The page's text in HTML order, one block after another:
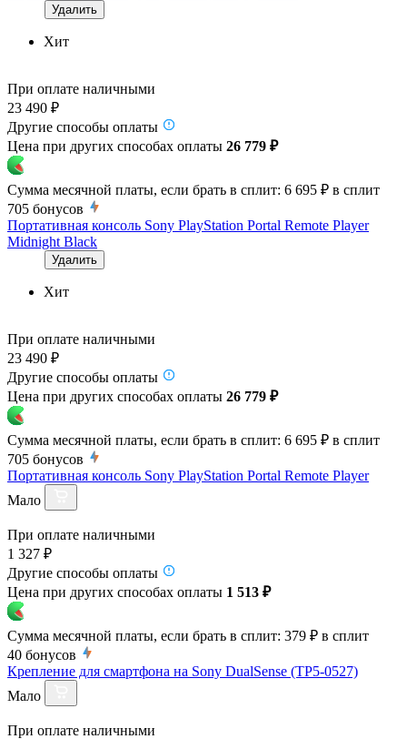
Удалить
Хит
При оплате наличными
23 490 ₽
Другие способы оплаты
Цена при других способах оплаты 26 779 ₽
Сумма месячной платы, если брать в сплит: 6 695 ₽ в сплит
705 бонусов
Портативная консоль Sony PlayStation Portal Remote Player
Midnight Black
Удалить
Хит
При оплате наличными
23 490 ₽
Другие способы оплаты
Цена при других способах оплаты 26 779 ₽
Сумма месячной платы, если брать в сплит: 6 695 ₽ в сплит
705 бонусов
Портативная консоль Sony PlayStation Portal Remote Player
Мало
При оплате наличными
1 327 ₽
Другие способы оплаты
Цена при других способах оплаты 1 513 ₽
Сумма месячной платы, если брать в сплит: 379 ₽ в сплит
40 бонусов
Крепление для смартфона на Sony DualSense (TP5-0527)
Мало
При оплате наличными